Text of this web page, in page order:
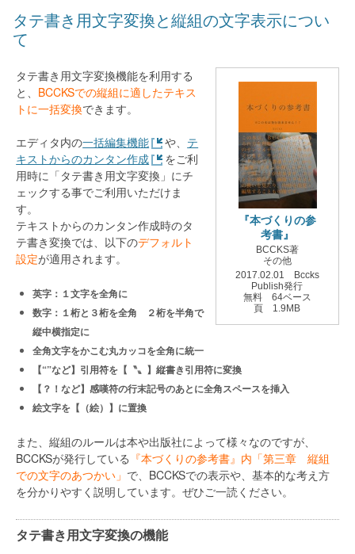
タテ書き用文字変換と縦組の文字表示につい
て
『本づくりの参
考書』
BCCKS著
その他
2017.02.01 Bccks
Publish発行
無料 64ベース
頁 1.9MB
タテ書き用文字変換機能を利用する
と、 BCCKSでの縦組に適したテキス
トに一括変換できます。
エディタ内の一括編集機能 や、 テ
キストからのカンタン作成
をご利
用時に「タテ書き用文字変換」にチ
ェックする事でご利用いただけま
す。
テキストからのカンタン作成時のタ
テ書き変換では、以下のデフォルト
設定が適用されます。
英字：１文字を全角に
数字：１桁と３桁を全角 ２桁を半角で
縦中横指定に
全角文字をかこむ丸カッコを全角に統一
【“”など】引用符を【〝〟】縦書き引用符に変換
【？！など】感嘆符の行末記号のあとに全角スペースを挿入
絵文字を【（絵）】に置換
また、縦組のルールは本や出版社によって様々なのですが、
BCCKSが発行している 『本づくりの参考書』内「第三章 縦組
での文字のあつかい」 で、BCCKSでの表示や、基本的な考え方
を分かりやすく説明しています。ぜひご一読ください。
タテ書き用文字変換の機能